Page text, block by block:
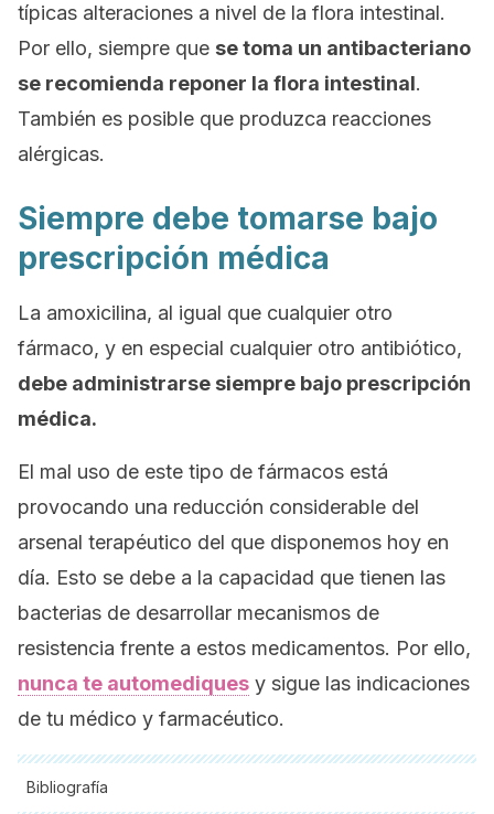
típicas alteraciones a nivel de la flora intestinal.
Por ello, siempre que se toma un antibacteriano
se recomienda reponer la flora intestinal.
También es posible que produzca reacciones
alérgicas.
Siempre debe tomarse bajo
prescripción médica
La amoxicilina, al igual que cualquier otro
fármaco, y en especial cualquier otro antibiótico,
debe administrarse siempre bajo prescripción
médica.
El mal uso de este tipo de fármacos está
provocando una reducción considerable del
arsenal terapéutico del que disponemos hoy en
día. Esto se debe a la capacidad que tienen las
bacterias de desarrollar mecanismos de
resistencia frente a estos medicamentos. Por ello,
nunca te automediques y sigue las indicaciones
de tu médico y farmacéutico.
Bibliografía